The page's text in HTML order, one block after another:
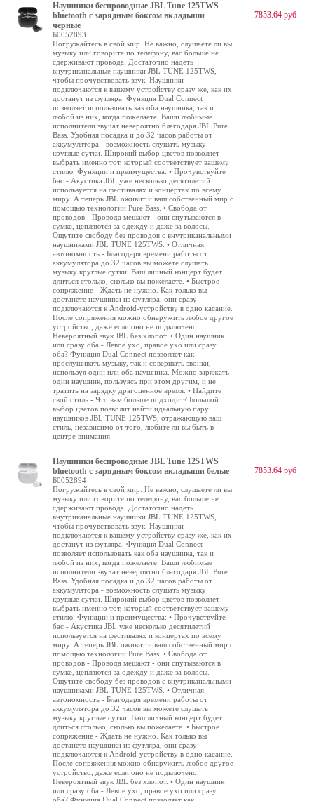
Наушники беспроводные JBL Tune 125TWS
bluetooth с зарядным боксом вкладыши
черные
Б0052893
Погружайтесь в свой мир. Не важно, слушаете ли вы
музыку или говорите по телефону, вас больше не
сдерживают провода. Достаточно надеть
внутриканальные наушники JBL TUNE 125TWS,
чтобы прочувствовать звук. Наушники
подключаются к вашему устройству сразу же, как их
достанут из футляра. Функция Dual Connect
позволяет использовать как оба наушника, так и
любой из них, когда пожелаете. Ваши любимые
исполнители звучат невероятно благодаря JBL Pure
Bass. Удобная посадка и до 32 часов работы от
аккумулятора - возможность слушать музыку
круглые сутки. Широкий выбор цветов позволяет
выбрать именно тот, который соответствует вашему
стилю. Функции и преимущества: • Прочувствуйте
бас - Акустика JBL уже несколько десятилетий
используется на фестивалях и концертах по всему
миру. А теперь JBL оживит и ваш собственный мир с
помощью технологии Pure Bass. • Свобода от
проводов - Провода мешают - они спутываются в
сумке, цепляются за одежду и даже за волосы.
Ощутите свободу без проводов с внутриканальными
наушниками JBL TUNE 125TWS. • Отличная
автономность - Благодаря времени работы от
аккумулятора до 32 часов вы можете слушать
музыку круглые сутки. Ваш личный концерт будет
длиться столько, сколько вы пожелаете. • Быстрое
сопряжение - Ждать не нужно. Как только вы
достанете наушники из футляра, они сразу
подключаются к Android-устройству в одно касание.
После сопряжения можно обнаружить любое другое
устройство, даже если оно не подключено.
Невероятный звук JBL без хлопот. • Один наушник
или сразу оба - Левое ухо, правое ухо или сразу
оба? Функция Dual Connect позволяет как
прослушивать музыку, так и совершать звонки,
используя один или оба наушника. Можно заряжать
один наушник, пользуясь при этом другим, и не
тратить на зарядку драгоценное время. • Найдите
свой стиль - Что вам больше подходит? Большой
выбор цветов позволит найти идеальную пару
наушников JBL TUNE 125TWS, отражающую ваш
стиль, независимо от того, любите ли вы быть в
центре внимания.
7853.64 руб
Наушники беспроводные JBL Tune 125TWS
bluetooth с зарядным боксом вкладыши белые
Б0052894
Погружайтесь в свой мир. Не важно, слушаете ли вы
музыку или говорите по телефону, вас больше не
сдерживают провода. Достаточно надеть
внутриканальные наушники JBL TUNE 125TWS,
чтобы прочувствовать звук. Наушники
подключаются к вашему устройству сразу же, как их
достанут из футляра. Функция Dual Connect
позволяет использовать как оба наушника, так и
любой из них, когда пожелаете. Ваши любимые
исполнители звучат невероятно благодаря JBL Pure
Bass. Удобная посадка и до 32 часов работы от
аккумулятора - возможность слушать музыку
круглые сутки. Широкий выбор цветов позволяет
выбрать именно тот, который соответствует вашему
стилю. Функции и преимущества: • Прочувствуйте
бас - Акустика JBL уже несколько десятилетий
используется на фестивалях и концертах по всему
миру. А теперь JBL оживит и ваш собственный мир с
помощью технологии Pure Bass. • Свобода от
проводов - Провода мешают - они спутываются в
сумке, цепляются за одежду и даже за волосы.
Ощутите свободу без проводов с внутриканальными
наушниками JBL TUNE 125TWS. • Отличная
автономность - Благодаря времени работы от
аккумулятора до 32 часов вы можете слушать
музыку круглые сутки. Ваш личный концерт будет
длиться столько, сколько вы пожелаете. • Быстрое
сопряжение - Ждать не нужно. Как только вы
достанете наушники из футляра, они сразу
подключаются к Android-устройству в одно касание.
После сопряжения можно обнаружить любое другое
устройство, даже если оно не подключено.
Невероятный звук JBL без хлопот. • Один наушник
или сразу оба - Левое ухо, правое ухо или сразу
7853.64 руб